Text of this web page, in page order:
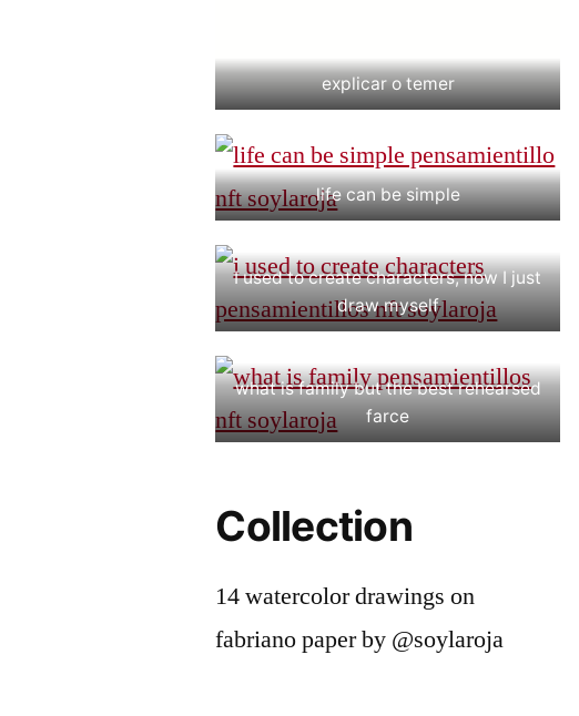
explicar o temer
life can be simple
I used to create characters, now I just
draw myself
what is family but the best rehearsed
farce
Collection
14 watercolor drawings on
fabriano paper by @soylaroja